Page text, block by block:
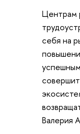
Центрам
себя на
Валерия